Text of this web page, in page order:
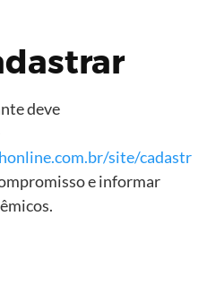
deve
site/cadastr
e informar